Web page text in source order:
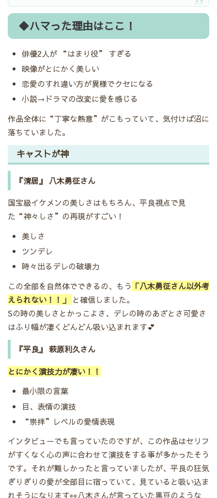
◆ハマった理由はここ！
俳優2人が “はまり役” すぎる
映像がとにかく美しい
恋愛のすれ違い方が異様でクセになる
小説→ドラマの改変に愛を感じる
作品全体に“丁寧な熱意”がこもっていて、気付けば沼に
落ちていました。
キャストが神
『清居』 八木勇征さん
国宝級イケメンの美しさはもちろん、平良視点で見
た“神々しさ”の再現がすごい！
美しさ
ツンデレ
時々出るデレの破壊力
この全部を自然体でできるの、もう 「八木勇征さん以外考
えられない ！！」
と確信しました。
Sの時の美しさとかっこよさ、デレの時のあざとさ可愛さ
はふり幅が凄くどんどん吸い込まれます💕
『平良』 萩原利久さん
とにかく演技力が凄い！！
最小限の言葉
目、表情の演技
“崇拝”レベルの愛情表現
インタビューでも言っていたのですが、この作品はセリフ
がすくなく心の声に合わせて演技をする事が多かったそう
です。それが難しかったと言っていましたが、平良の狂気
ぎりぎりの愛が全部目に宿っていて、見ていると吸い込ま
れそうになります👀八木さんが言っていた黒豆のような